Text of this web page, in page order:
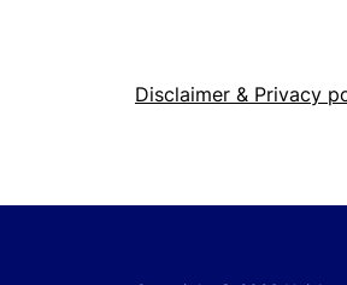
Disclaimer & Privacy